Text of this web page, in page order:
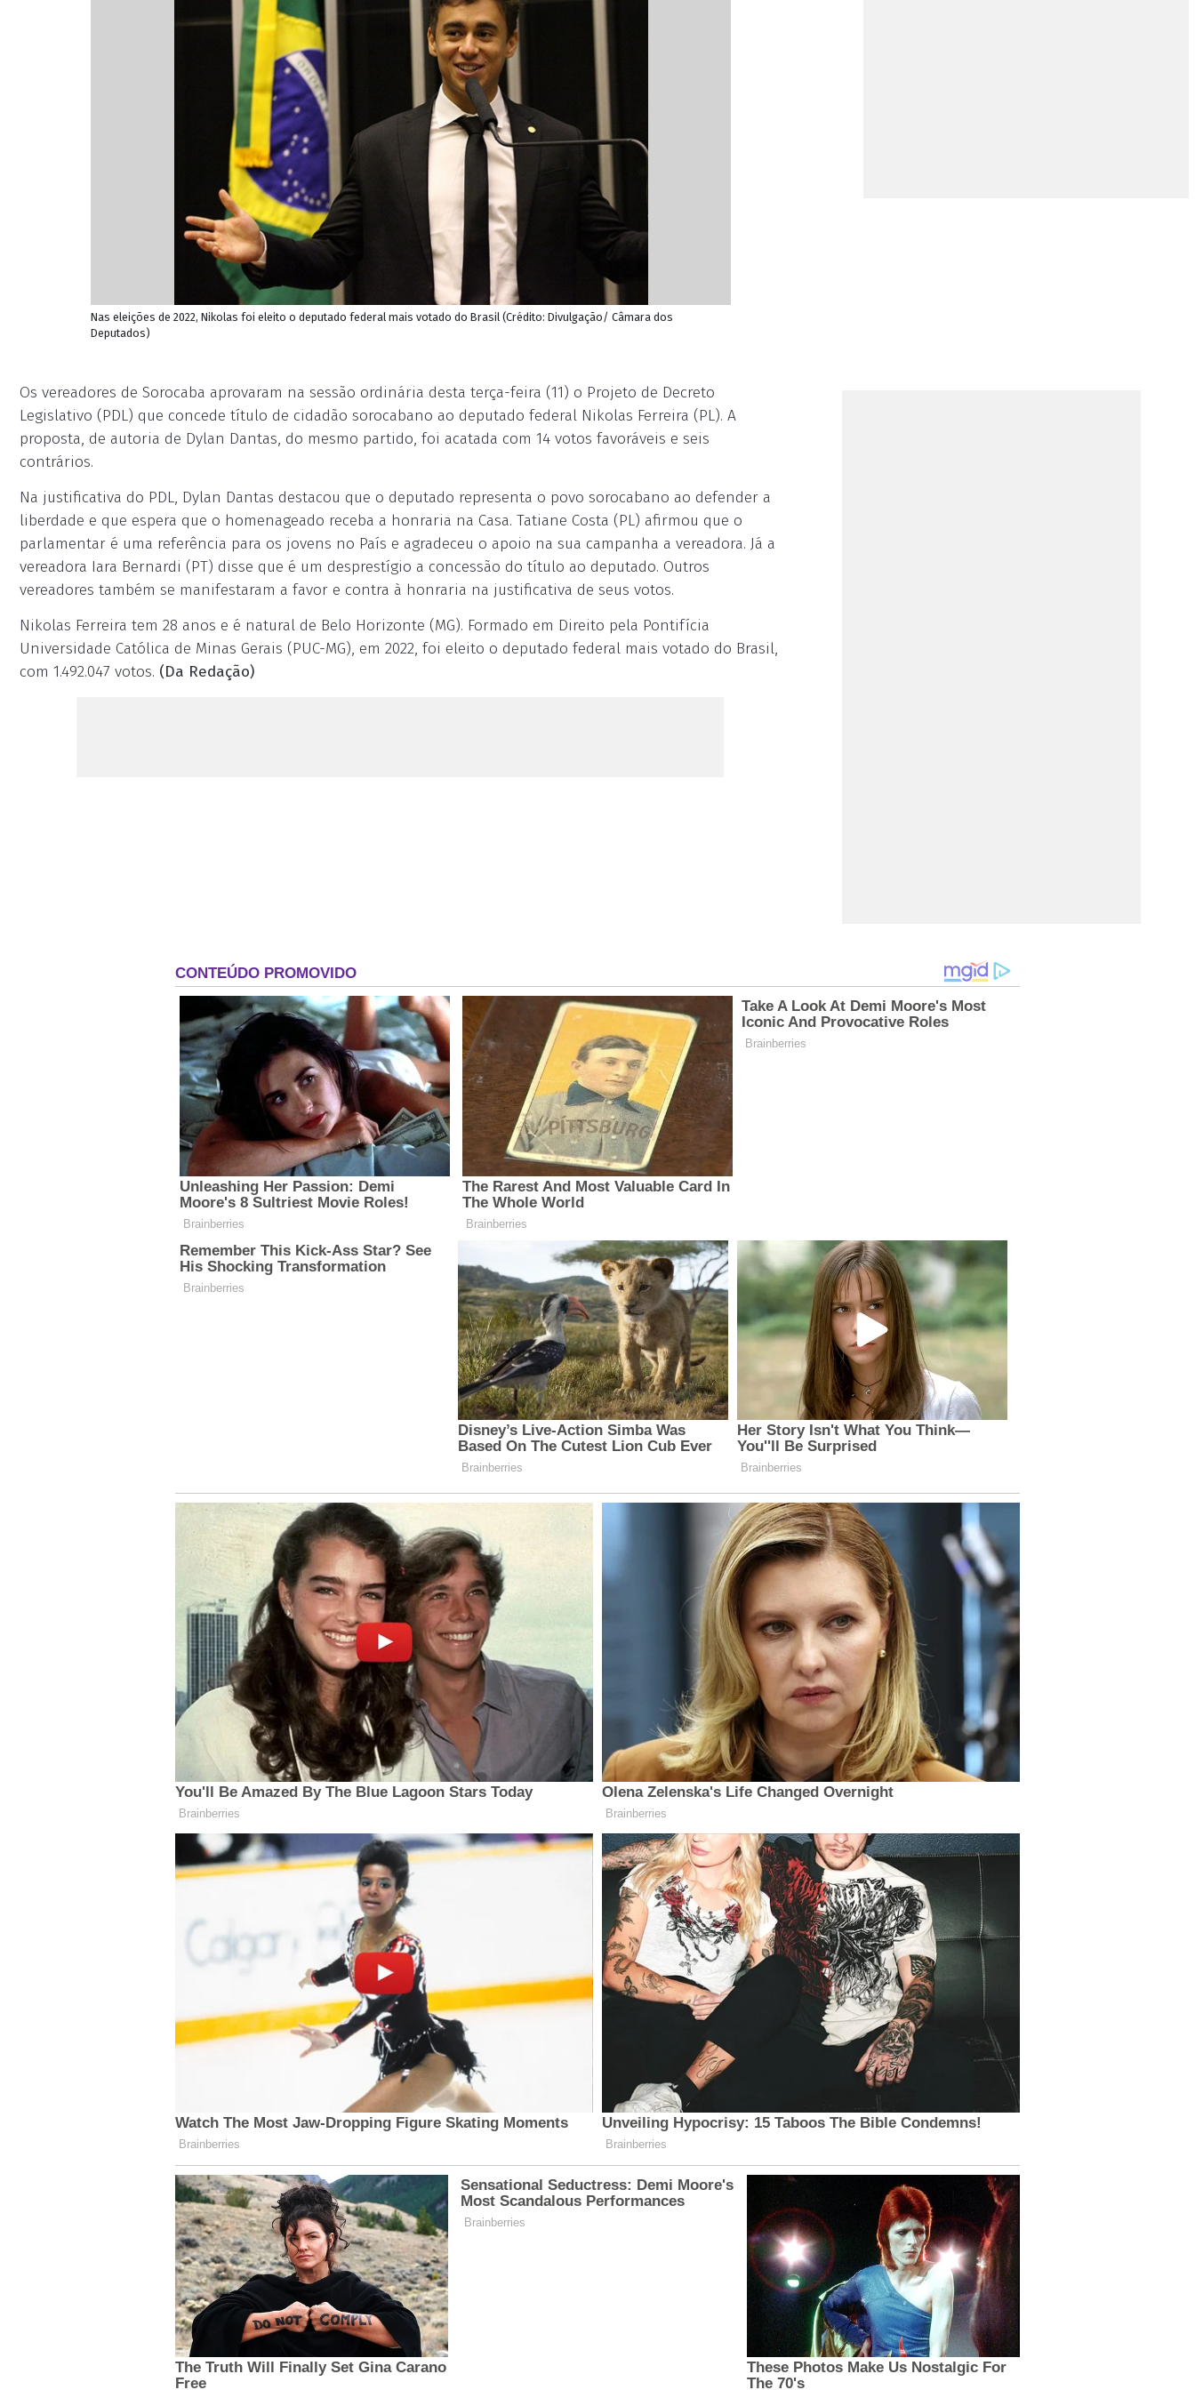
Nas eleições de 2022, Nikolas foi eleito o deputado federal mais votado do Brasil (Crédito: Divulgação/ Câmara dos
Deputados)
Os vereadores de Sorocaba aprovaram na sessão ordinária desta terça-feira (11) o Projeto de Decreto
Legislativo (PDL) que concede título de cidadão sorocabano ao deputado federal Nikolas Ferreira (PL). A
proposta, de autoria de Dylan Dantas, do mesmo partido, foi acatada com 14 votos favoráveis e seis
contrários.
Na justificativa do PDL, Dylan Dantas destacou que o deputado representa o povo sorocabano ao defender a
liberdade e que espera que o homenageado receba a honraria na Casa. Tatiane Costa (PL) afirmou que o
parlamentar é uma referência para os jovens no País e agradeceu o apoio na sua campanha a vereadora. Já a
vereadora Iara Bernardi (PT) disse que é um desprestígio a concessão do título ao deputado. Outros
vereadores também se manifestaram a favor e contra à honraria na justificativa de seus votos.
Nikolas Ferreira tem 28 anos e é natural de Belo Horizonte (MG). Formado em Direito pela Pontifícia
Universidade Católica de Minas Gerais (PUC-MG), em 2022, foi eleito o deputado federal mais votado do Brasil,
com 1.492.047 votos. (Da Redação)